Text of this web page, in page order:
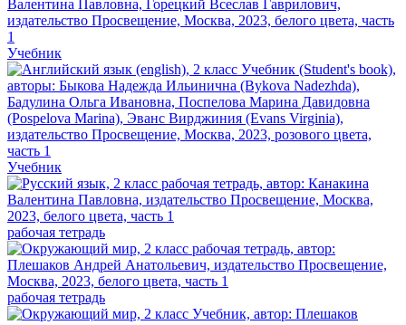
Учебник
Учебник
рабочая тетрадь
рабочая тетрадь